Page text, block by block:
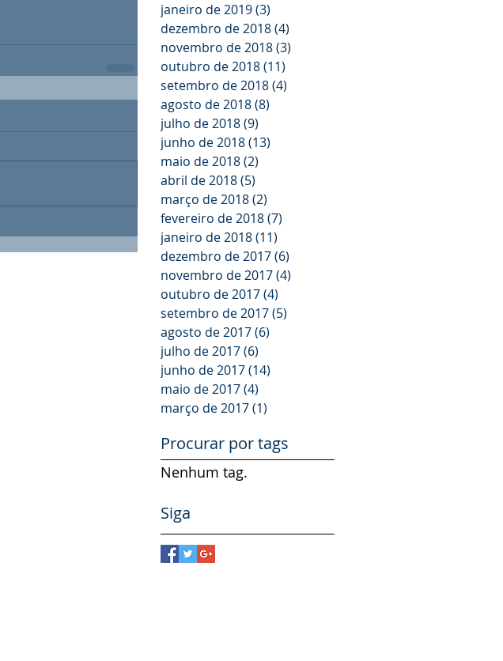
janeiro de 2019(3)
dezembro de 2018(4)
novembro de 2018(3)
outubro de 2018(11)
setembro de 2018(4)
agosto de 2018(8)
julho de 2018(9)
junho de 2018(13)
maio de 2018(2)
abril de 2018(5)
março de 2018(2)
fevereiro de 2018(7)
janeiro de 2018(11)
dezembro de 2017(6)
novembro de 2017(4)
outubro de 2017(4)
setembro de 2017(5)
agosto de 2017(6)
julho de 2017(6)
junho de 2017(14)
maio de 2017(4)
março de 2017(1)
Procurar por tags
Nenhum tag.
Siga